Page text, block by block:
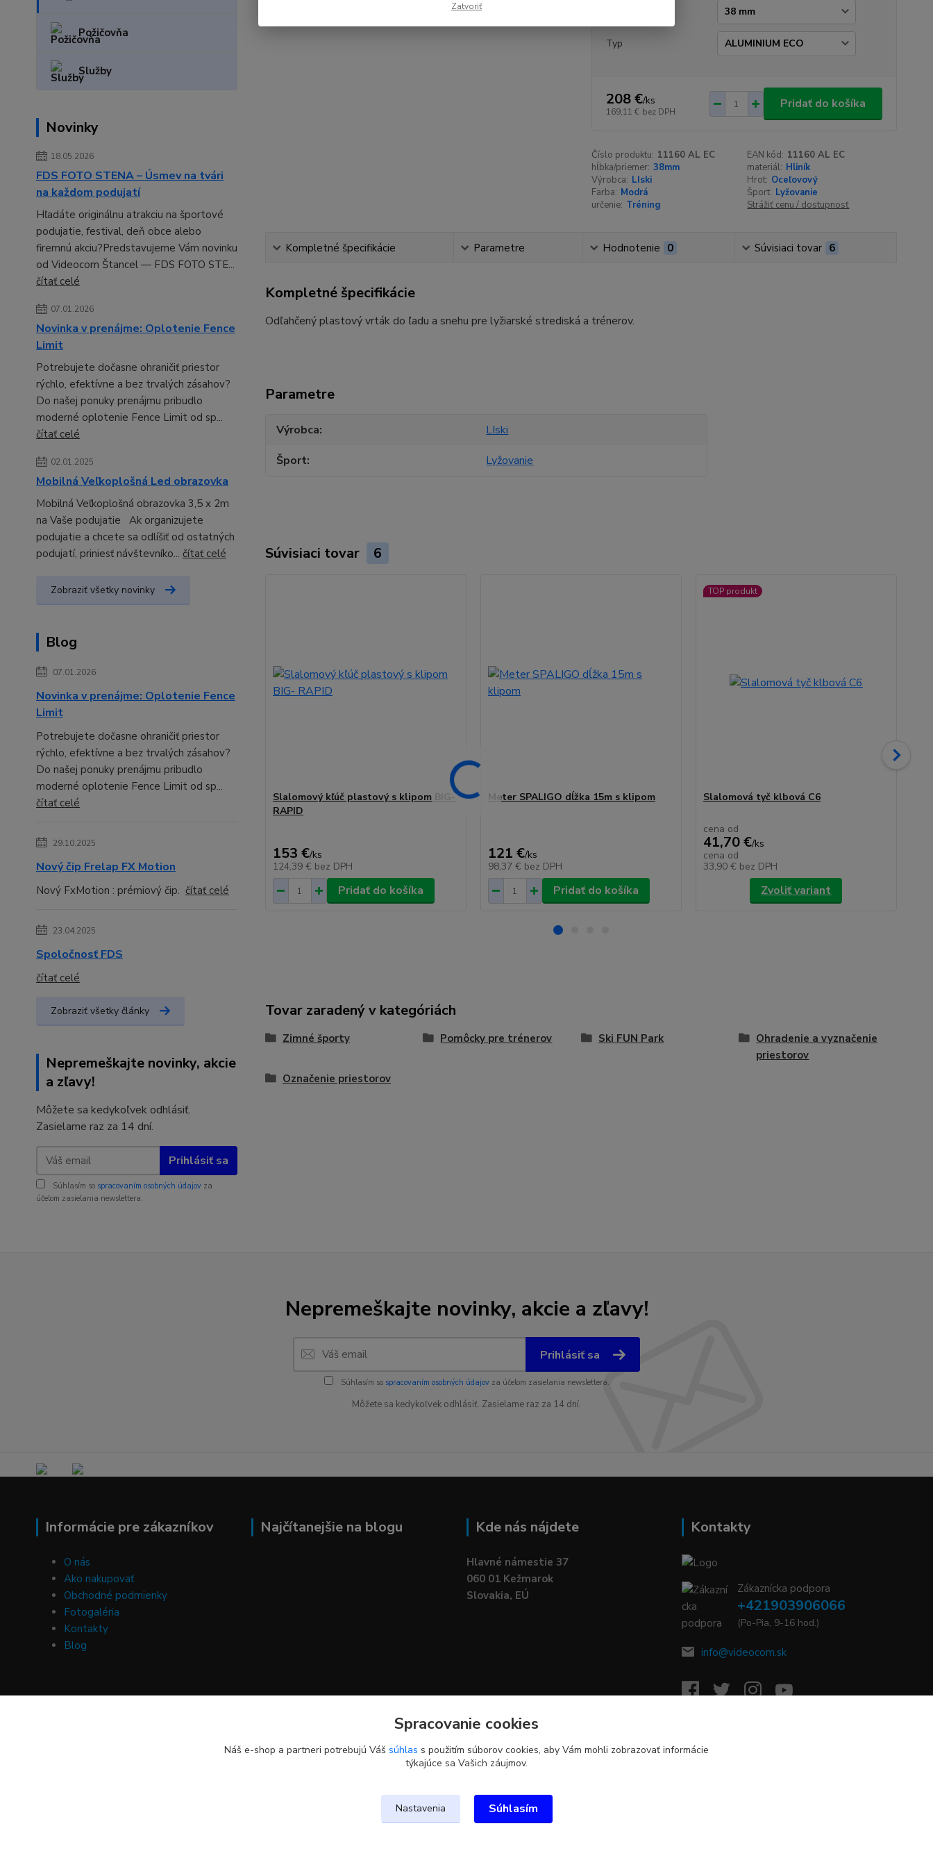
Požičovňa
Služby
Novinky
18.05.2026
FDS FOTO STENA – Úsmev na tvári
na každom podujatí
Hľadáte originálnu atrakciu na športové
podujatie, festival, deň obce alebo
firemnú akciu?Predstavujeme Vám novinku
od Videocom Štancel — FDS FOTO STE...
čítať celé
07.01.2026
Novinka v prenájme: Oplotenie Fence
Limit
Potrebujete dočasne ohraničiť priestor
rýchlo, efektívne a bez trvalých zásahov?
Do našej ponuky prenájmu pribudlo
moderné oplotenie Fence Limit od sp...
čítať celé
02.01.2025
Mobilná Veľkoplošná Led obrazovka
Mobilná Veľkoplošná obrazovka 3,5 x 2m
na Vaše podujatie Ak organizujete
podujatie a chcete sa odlíšiť od ostatných
podujatí, priniesť návštevníko... čítať celé
Zobraziť všetky novinky
Blog
07.01.2026
Novinka v prenájme: Oplotenie Fence
Limit
Potrebujete dočasne ohraničiť priestor
rýchlo, efektívne a bez trvalých zásahov?
Do našej ponuky prenájmu pribudlo
moderné oplotenie Fence Limit od sp...
čítať celé
29.10.2025
Nový čip Frelap FX Motion
Nový FxMotion : prémiový čip. čítať celé
23.04.2025
Spoločnosť FDS
čítať celé
Zobraziť všetky články
Nepremeškajte novinky, akcie
a zľavy!
Môžete sa kedykoľvek odhlásiť.
Zasielame raz za 14 dní.
Prihlásiť sa
Súhlasím so spracovaním osobných údajov za
účelom zasielania newslettera.
Typ
208 €/ks
169,11 € bez DPH
Pridať do košíka
Číslo produktu: 11160 AL EC EAN kód: 11160 AL EC
hĺbka/priemer: 38mm materiál: Hliník
Výrobca: LIski Hrot: Oceľovový
Farba: Modrá Šport: Lyžovanie
určenie: Tréning Strážiť cenu / dostupnosť
Kompletné špecifikácie Parametre Hodnotenie 0 Súvisiaci tovar 6
Kompletné špecifikácie
Odľahčený plastový vrták do ľadu a snehu pre lyžiarské strediská a trénerov.
Parametre
Výrobca
LIski
Šport
Lyžovanie
Súvisiaci tovar 6
Slalomový kľúč plastový s klipom BIG-
RAPID
153 €/ks
124,39 € bez DPH
Pridať do košíka
Meter SPALIGO dĺžka 15m s klipom
121 €/ks
98,37 € bez DPH
Pridať do košíka
TOP produkt
Slalomová tyč klbová C6
cena od
41,70 €/ks
cena od
33,90 € bez DPH
Zvoliť variant
Tovar zaradený v kategóriách
Zimné športy Pomôcky pre trénerov Ski FUN Park
Ohradenie a vyznačenie
priestorov
Označenie priestorov
Nepremeškajte novinky, akcie a zľavy!
Prihlásiť sa
Súhlasím so spracovaním osobných údajovza účelom zasielania newslettera.
Môžete sa kedykoľvek odhlásiť. Zasielame raz za 14 dní.
Informácie pre zákazníkov
O nás
Ako nakupovať
Obchodné podmienky
Fotogaléria
Kontakty
Blog
Najčítanejšie na blogu Kde nás nájdete
Hlavné námestie 37
060 01 Kežmarok
Slovakia, EÚ
Kontakty
Zákaznícka podpora
+421903906066
(Po-Pia, 9-16 hod.)
info@videocom.sk
Zatvoriť
Spracovanie cookies
Náš e-shop a partneri potrebujú Váš súhlas s použitím súborov cookies, aby Vám mohli zobrazovať informácie
týkajúce sa Vašich záujmov.
Nastavenia Súhlasím